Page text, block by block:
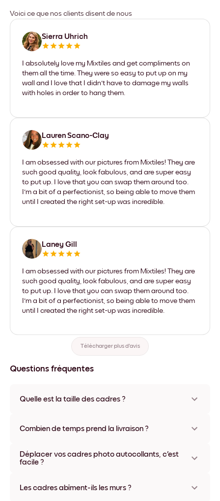
Voici ce que nos clients disent de nous
Sierra Uhrich
I absolutely love my Mixtiles and get compliments on
them all the time. They were so easy to put up on my
wall and I love that I didn't have to damage my walls
with holes in order to hang them.
Lauren Scano-Clay
I am obsessed with our pictures from Mixtiles! They are
such good quality, look fabulous, and are super easy
to put up. I love that you can swap them around too.
I'm a bit of a perfectionist, so being able to move them
until I created the right set-up was incredible.
Laney Gill
I am obsessed with our pictures from Mixtiles! They are
such good quality, look fabulous, and are super easy
to put up. I love that you can swap them around too.
I'm a bit of a perfectionist, so being able to move them
until I created the right set-up was incredible.
Télécharger plus d'avis
Questions fréquentes
Quelle est la taille des cadres ?
Plusieurs matériaux et coloris disponibles, y compris sans
Combien de temps prend la livraison ?
généralement une semaine. Livraison express possible dans
certains pays. Un numéro de suivi accompagne chaque
Déplacer vos cadres photo autocollants, c'est
facile ?
l'infini, sans abîmer vos murs.
Les cadres abîment-ils les murs ?